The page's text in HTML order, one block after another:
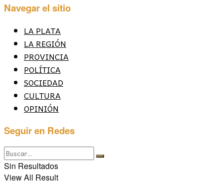
Navegar el sitio
LA PLATA
LA REGIÓN
PROVINCIA
POLÍTICA
SOCIEDAD
CULTURA
OPINIÓN
Seguir en Redes
Sin Resultados
View All Result